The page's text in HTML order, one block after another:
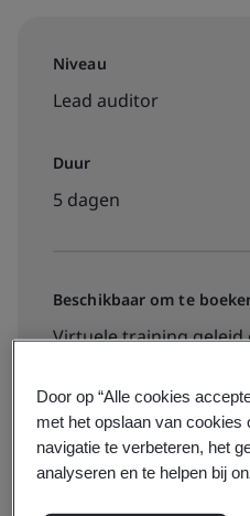
Niveau
Lead auditor
Duur
5 dagen
Beschikbaar om te
Virtuele training
€2895 + btw
Door op “Alle cookies
met het opslaan van cookies
navigatie te verbeteren, het
analyseren en te helpen bij